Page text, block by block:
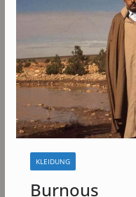
KLEIDUNG
Burnous